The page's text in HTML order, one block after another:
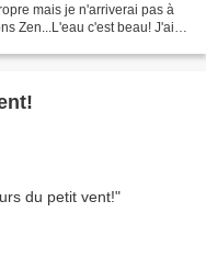
mais je n'arriverai pas à
Zen...L'eau c'est beau! J'ai